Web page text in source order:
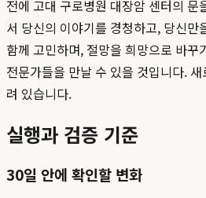
전에 고대 구로병원 대장암 센터의 문
서 당신의 이야기를 경청하고, 당신만
함께 고민하며, 절망을 희망으로 바꾸
전문가들을 만날 수 있을 것입니다.
려 있습니다.
실행과 검증 기준
30일 안에 확인할 변화